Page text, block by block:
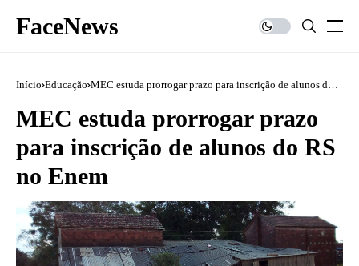
FaceNews
Início Educação MEC estuda prorrogar prazo para inscrição de alunos do
MEC estuda prorrogar prazo
para inscrição de alunos do RS
no Enem